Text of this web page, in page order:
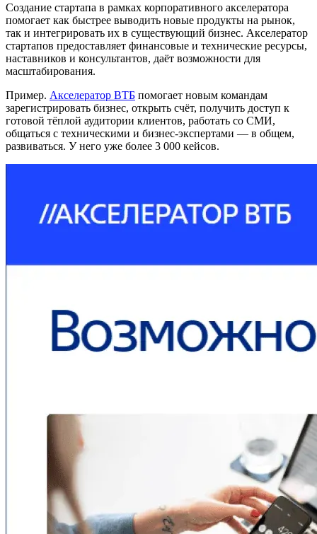
Создание стартапа в рамках корпоративного акселератора
помогает как быстрее выводить новые продукты на рынок,
так и интегрировать их в существующий бизнес. Акселератор
стартапов предоставляет финансовые и технические ресурсы,
наставников и консультантов, даёт возможности для
масштабирования.
Пример. Акселератор ВТБ помогает новым командам
зарегистрировать бизнес, открыть счёт, получить доступ к
готовой тёплой аудитории клиентов, работать со СМИ,
общаться с техническими и бизнес-экспертами — в общем,
развиваться. У него уже более 3 000 кейсов.